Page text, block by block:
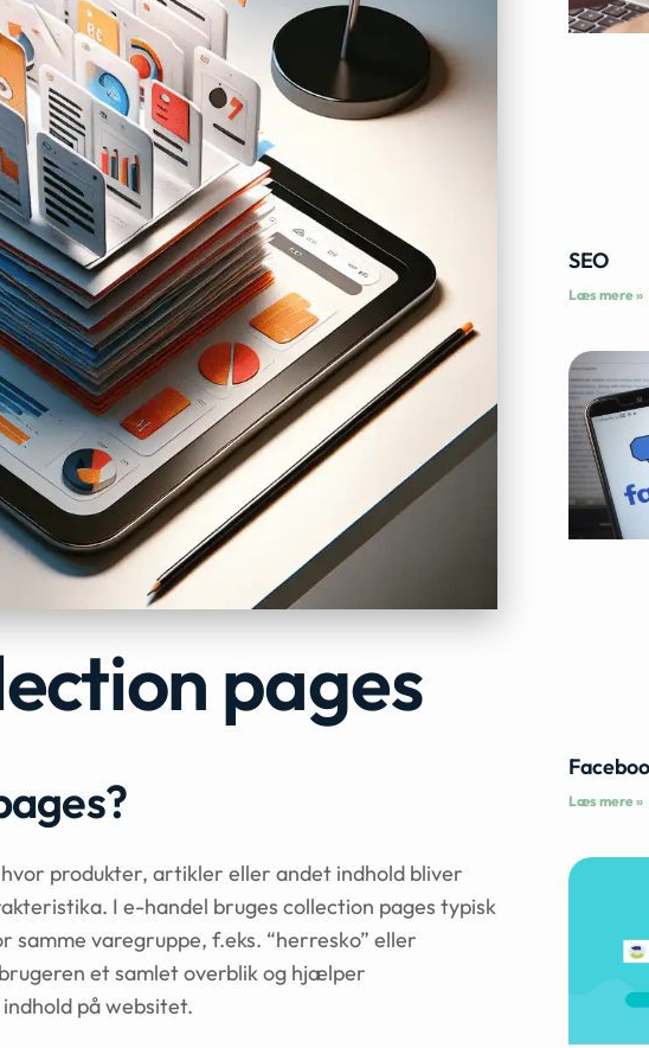
pages
produkter, artikler eller andet indhold bliver
I e-handel bruges collection pages typisk
varegruppe, f.eks. “herresko” eller
et samlet overblik og hjælper
på websitet.
SEO
Læs mere »
Læs mere »